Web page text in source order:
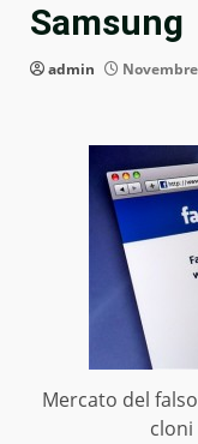
Samsung
admin
Mercato del
cloni